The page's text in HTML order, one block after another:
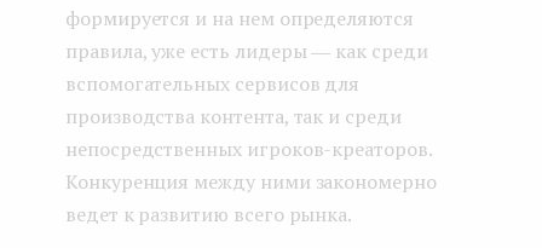
формируется и на нем определяются
правила, уже есть лидеры ― как среди
вспомогательных сервисов для
производства контента, так и среди
непосредственных игроков-креаторов.
Конкуренция между ними закономерно
ведет к развитию всего рынка.